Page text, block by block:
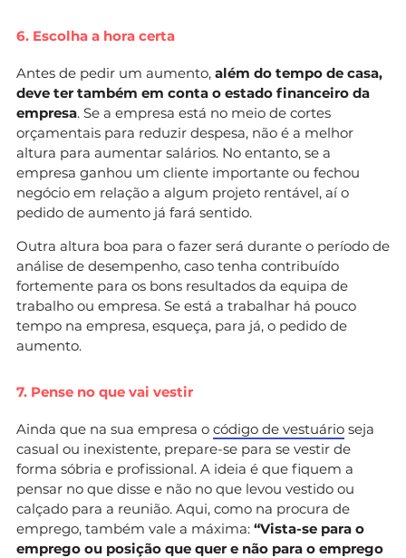
6. Escolha a hora certa
Antes de pedir um aumento, além do tempo de casa,
deve ter também em conta o estado financeiro da
empresa. Se a empresa está no meio de cortes
orçamentais para reduzir despesa, não é a melhor
altura para aumentar salários. No entanto, se a
empresa ganhou um cliente importante ou fechou
negócio em relação a algum projeto rentável, aí o
pedido de aumento já fará sentido.
Outra altura boa para o fazer será durante o período de
análise de desempenho, caso tenha contribuído
fortemente para os bons resultados da equipa de
trabalho ou empresa. Se está a trabalhar há pouco
tempo na empresa, esqueça, para já, o pedido de
aumento.
7. Pense no que vai vestir
Ainda que na sua empresa o código de vestuário seja
casual ou inexistente, prepare-se para se vestir de
forma sóbria e profissional. A ideia é que fiquem a
pensar no que disse e não no que levou vestido ou
calçado para a reunião. Aqui, como na procura de
emprego, também vale a máxima: “Vista-se para o
emprego ou posição que quer e não para o emprego